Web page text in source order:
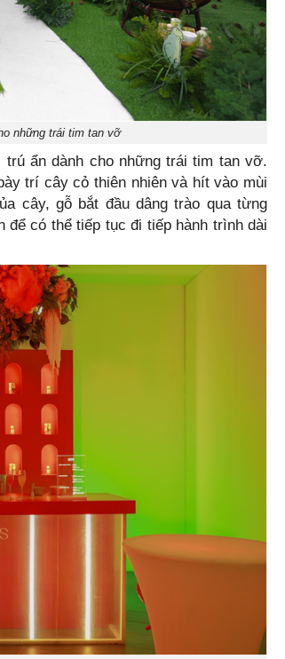
những trái tim tan vỡ
ẩn dành cho những trái tim tan vỡ.
trí cây cỏ thiên nhiên và hít vào mùi
cây, gỗ bắt đầu dâng trào qua từng
có thể tiếp tục đi tiếp hành trình dài